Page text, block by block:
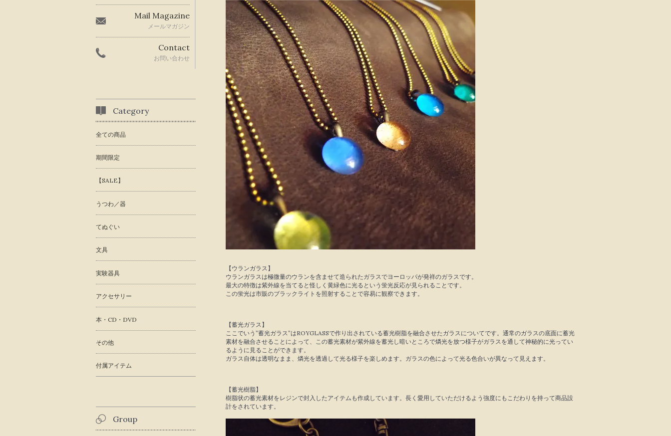
【ウランガラス】
ウランガラスは極微量のウランを含ませて造られたガラスでヨーロッパが発祥のガラスです。
最大の特徴は紫外線を当てると怪しく黄緑色に光るという蛍光反応が見られることです。
この蛍光は市販のブラックライトを照射することで容易に観察できます。
【蓄光ガラス】
ここでいう”蓄光ガラス”はROYGLASSで作り出されている蓄光樹脂を融合させたガラスについてです。通常のガラスの底面に蓄光
素材を融合させることによって、この蓄光素材が紫外線を蓄光し暗いところで燐光を放つ様子がガラスを通して神秘的に光ってい
るように見ることができます。
ガラス自体は透明なまま、燐光を透過して光る様子を楽しめます。ガラスの色によって光る色合いが異なって見えます。
【蓄光樹脂】
樹脂状の蓄光素材をレジンで封入したアイテムも作成しています。長く愛用していただけるよう強度にもこだわりを持って商品設
計をされています。
Mail Magazine
メールマガジン
Contact
お問い合わせ
Category
全ての商品
期間限定
【SALE】
うつわ／器
てぬぐい
文具
実験器具
アクセサリー
本・CD・DVD
その他
付属アイテム
Group